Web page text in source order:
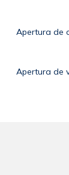
Apertura de
Apertura de